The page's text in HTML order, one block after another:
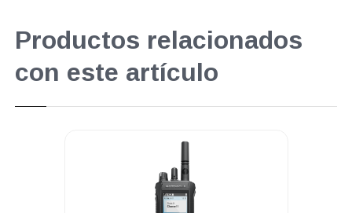
Productos relacionados
con este artículo